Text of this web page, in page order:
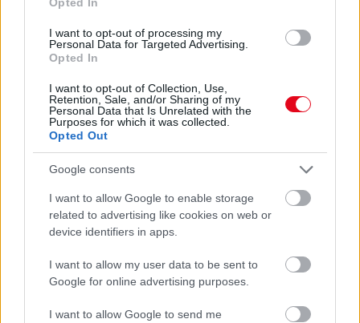
I want to opt-out of processing my
Personal Data for Targeted Advertising.
Opted In
I want to opt-out of Collection, Use,
Retention, Sale, and/or Sharing of my
Personal Data that Is Unrelated with the
Purposes for which it was collected.
Opted Out
Google consents
I want to allow Google to enable storage
related to advertising like cookies on web or
device identifiers in apps.
I want to allow my user data to be sent to
Google for online advertising purposes.
I want to allow Google to send me
SZÓDABIKARBÓNA A LEGERŐSEBB: EZT HASZNÁLJÁK A
SZÁLLODÁKBAN A VÍZKŐ ELLEN
07. 31.
HAGYD A SÓT: EGY CSIPET EBBŐL A FŐZŐVÍZBE,
ÉS SOKKAL FINOMABB LESZ A FŐTT KRUMPLI
Titkos hozzávaló
07. 31.
EZZEL LOCSOLD HETENTE EGYSZER: KÉTSZER
Ettől lesz a tiéd a leggyönyörűbb muskátli a környéken
24 óra